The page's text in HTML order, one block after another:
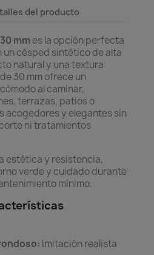
del producto
mm es la opción perfecta
un césped sintético de alta
natural y una textura
30 mm ofrece un
al caminar,
terrazas, patios o
acogedores y elegantes sin
ni tratamientos
estética y resistencia,
verde y cuidado durante
mínimo.
Imitación realista